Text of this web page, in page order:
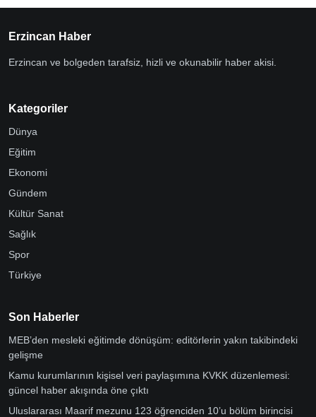
Erzincan Haber
Erzincan ve bolgeden tarafsiz, hizli ve okunabilir haber akisi.
Kategoriler
Dünya
Eğitim
Ekonomi
Gündem
Kültür Sanat
Sağlık
Spor
Türkiye
Son Haberler
MEB’den mesleki eğitimde dönüşüm: editörlerin yakın takibindeki
gelişme
Kamu kurumlarının kişisel veri paylaşımına KVKK düzenlemesi:
güncel haber akışında öne çıktı
Uluslararası Maarif mezunu 123 öğrenciden 10’u bölüm birincisi